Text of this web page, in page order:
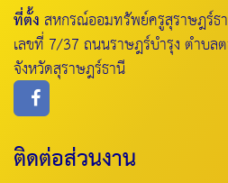
ที่ตั้งสหกรณ์ออมทรัพย์ครูสุราษฎร์ธ
เลขที่ 7/37 ถนนราษฎร์บำรุง ตำบล
จังหวัดสุราษฎร์ธานี
ติดต่อส่วนงาน